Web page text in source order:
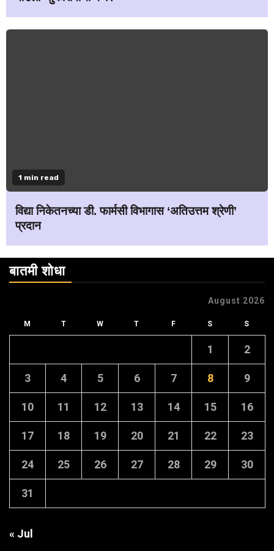
1 min read
विद्या निकेतनच्या डी. फार्मसी विभागास ‘अतिउत्तम श्रेणी’
प्रदान
बातमी शोधा
August 2026
M T W T F S S
1 2
3 4 5 6 7 8 9
10 11 12 13 14 15 16
17 18 19 20 21 22 23
24 25 26 27 28 29 30
31
« Jul